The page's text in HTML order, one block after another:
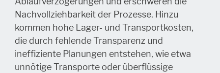
Nachvollziehbarkeit der Prozesse. Hinzu
kommen hohe Lager- und Transportkosten,
die durch fehlende Transparenz und
ineffiziente Planungen entstehen, wie etwa
unnötige Transporte oder überflüssige